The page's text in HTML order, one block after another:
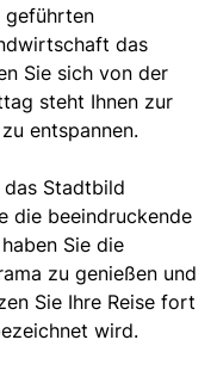
geführten
das
Sie sich von der
steht Ihnen zur
entspannen.
das Stadtbild
die beeindruckende
Sie die
zu genießen und
Sie Ihre Reise fort
wird.